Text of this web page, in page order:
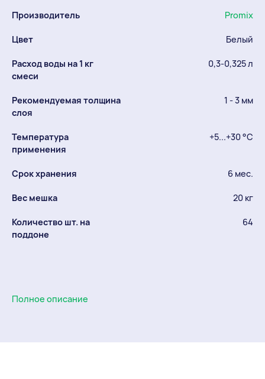
Производитель Promix
Цвет Белый
Расход воды на 1 кг
смеси
0,3-0,325 л
Рекомендуемая толщина
слоя
1 - 3 мм
Температура
применения
+5...+30 °С
Срок хранения 6 мес.
Вес мешка 20 кг
Количество шт. на
поддоне
64
Полное описание